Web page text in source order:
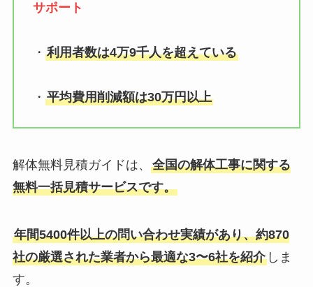
サポート
・ 利用者数は4万9千人を超えている
・ 平均費用削減額は30万円以上
解体無料見積ガイドは、 全国の解体工事に関する
無料一括見積サービスです。
年間5400件以上の問い合わせ実績があり、約870
社の厳選された業者から最適な3〜6社を紹介しま
す。